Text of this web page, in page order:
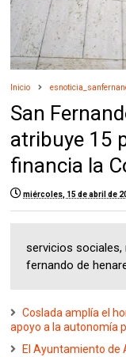
Inicio
San
atribuye 15
financia la
miércoles, 15 de abril de
servicios sociales,
fernando de
Coslada amplía el
apoyo a la autonomía
El Ayuntamiento de